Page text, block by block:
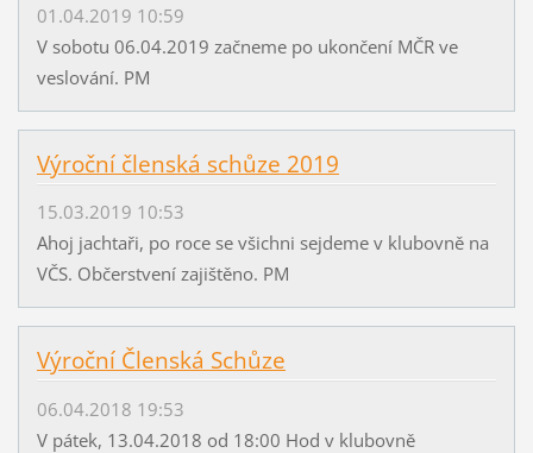
01.04.2019 10:59
V sobotu 06.04.2019 začneme po ukončení MČR ve
veslování. PM
Výroční členská schůze 2019
15.03.2019 10:53
Ahoj jachtaři, po roce se všichni sejdeme v klubovně na
VČS. Občerstvení zajištěno. PM
Výroční Členská Schůze
06.04.2018 19:53
V pátek, 13.04.2018 od 18:00 Hod v klubovně